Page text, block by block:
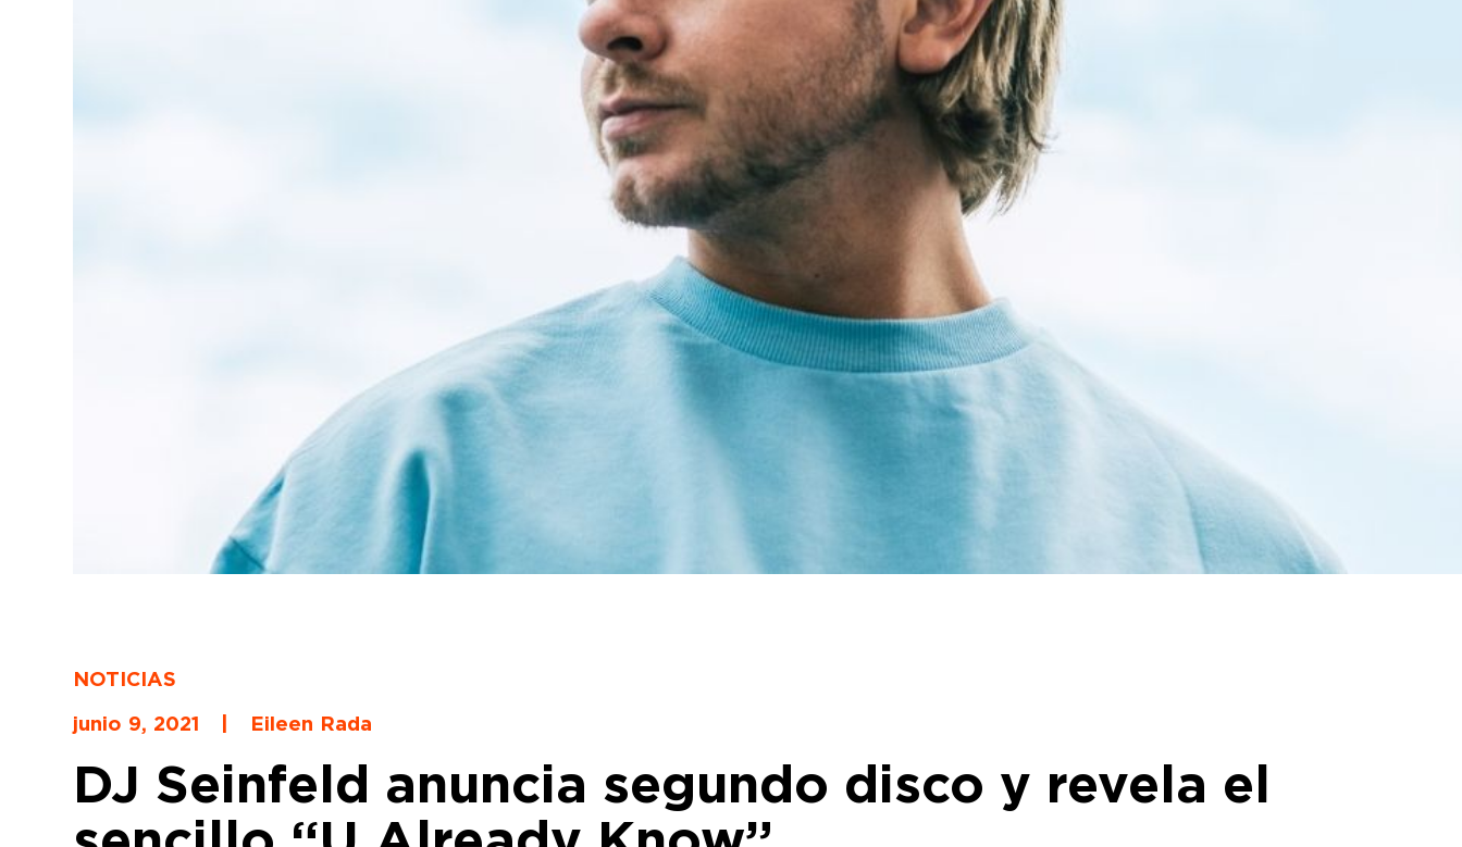
NOTICIAS
junio 9, 2021
Eileen Rada
DJ Seinfeld anuncia segundo disco y revela el